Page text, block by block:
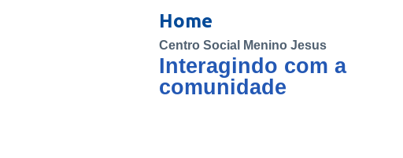
Home
Centro Social Menino Jesus
Interagindo com a
comunidade